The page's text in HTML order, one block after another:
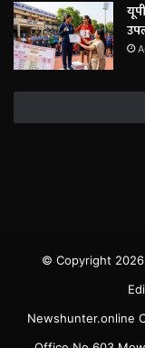
© Copyright
Newshunter.online